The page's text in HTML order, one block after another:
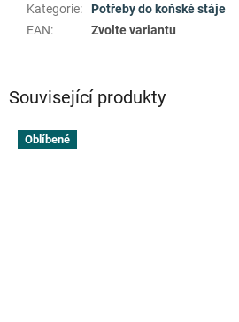
Související produkty
Oblíbené
Kategorie:
Potřeby do koňské stáje
EAN: Zvolte variantu